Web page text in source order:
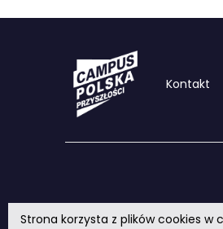
Kontakt
Strona korzysta z plików cookies w